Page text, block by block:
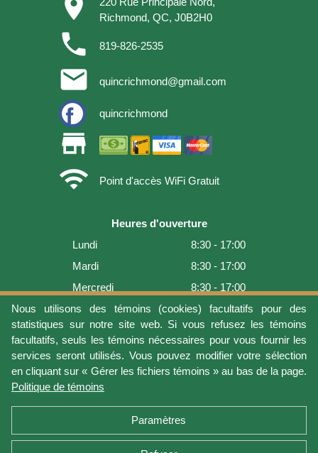
Nous utilisons des témoins (cookies) facultatifs pour des
statistiques sur notre site web. Si vous refusez les témoins
facultatifs, seuls les témoins nécessaires pour vous fournir les
services seront utilisés. Vous pouvez modifier votre sélection
en cliquant sur « Gérer les fichiers témoins » au bas de la page.
Politique de témoins
Paramètres
place
Richmond, QC, J0B2H0
phone 819-826-2535
email quincrichmond@gmail.com
quincrichmond
store
wifi
Point d'accès WiFi Gratuit
Heures d'ouverture
Lundi
8:30 - 17:00
Mardi
8:30 - 17:00
Mercredi
8:30 - 17:00
Jeudi
8:30 - 17:00
Vendredi
8:30 - 17:00
Samedi
9:00 - 16:00
Dimanche
Fermé